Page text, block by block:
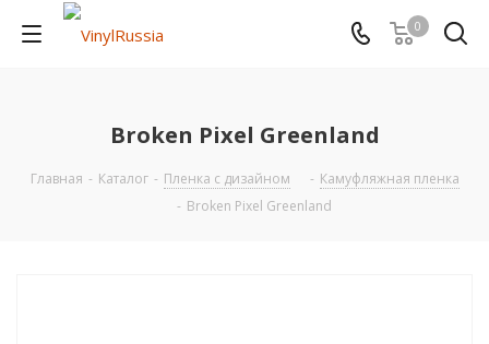
0
Broken Pixel Greenland
Главная - Каталог - Пленка с дизайном - Камуфляжная пленка
- Broken Pixel Greenland